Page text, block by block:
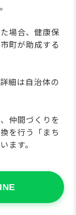
場合、健康保
町が助成する
細は自治体の
仲間づくりを
を行う「まち
ます。